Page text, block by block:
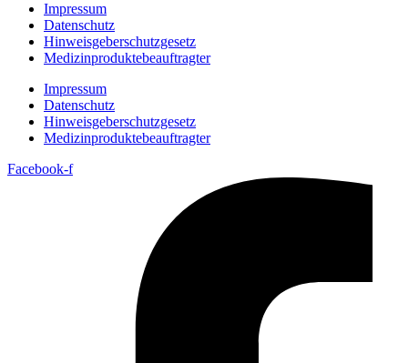
Impressum
Datenschutz
Hinweisgeberschutzgesetz
Medizin­produkte­beauftragter
Impressum
Datenschutz
Hinweisgeberschutzgesetz
Medizin­produkte­beauftragter
Facebook-f